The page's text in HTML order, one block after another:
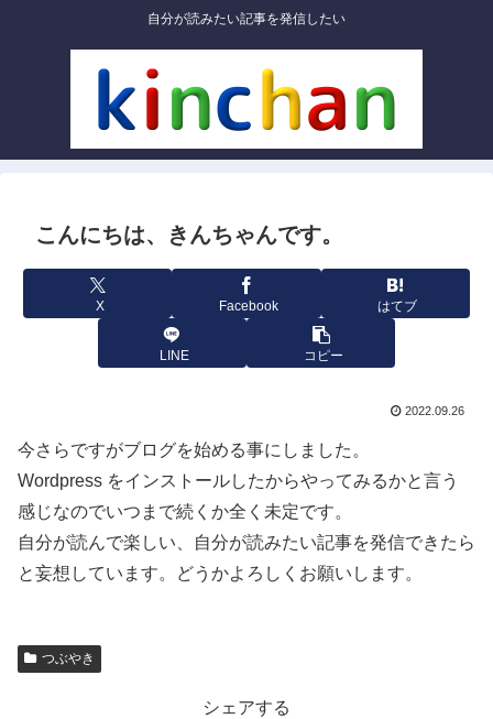
自分が読みたい記事を発信したい
こんにちは、きんちゃんです。
X Facebook はてブ
LINE コピー
2022.09.26
今さらですがブログを始める事にしました。
Wordpress をインストールしたからやってみるかと言う
感じなのでいつまで続くか全く未定です。
自分が読んで楽しい、自分が読みたい記事を発信できたら
と妄想しています。どうかよろしくお願いします。
つぶやき
シェアする